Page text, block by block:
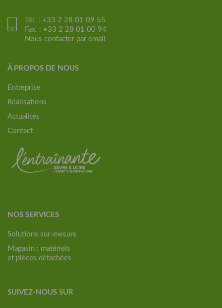
Tél. : +33 2 28 01 09 55
Fax. : +33 2 28 01 00 94
Nous contacter par email
À PROPOS DE NOUS
Entreprise
Réalisations
Actualités
Contact
NOS SERVICES
Solutions sur-mesure
Magasin : matériels
et pièces détachées
SUIVEZ-NOUS SUR